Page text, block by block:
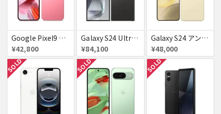
Google Pixel9 Peony 128GB / 12GB SoftBank SIMフリー 送料無料
¥42,800
Galaxy S24 Ultra SCG26 256GB au チタニウムブラック 送料無料
¥84,100
Galaxy S24 アンバー イエロー 256GB 送料無料
¥48,000
SOLD SOLD SOLD